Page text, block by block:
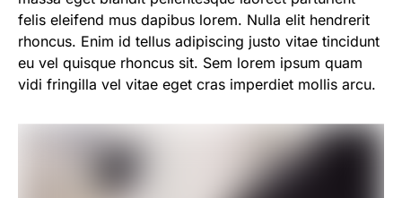
felis eleifend mus dapibus lorem. Nulla elit hendrerit
rhoncus. Enim id tellus adipiscing justo vitae tincidunt
eu vel quisque rhoncus sit. Sem lorem ipsum quam
vidi fringilla vel vitae eget cras imperdiet mollis arcu.